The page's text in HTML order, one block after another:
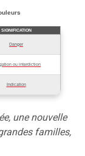
SIGNIFICATION
Danger
ou interdiction
Indication
une nouvelle
familles,